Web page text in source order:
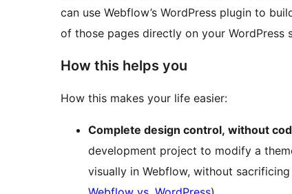
can use Webflow’s WordPress plugin to
of those pages directly on your WordPress
How this helps you
How this makes your life easier:
Complete design control, without
development project to modify a
visually in Webflow, without